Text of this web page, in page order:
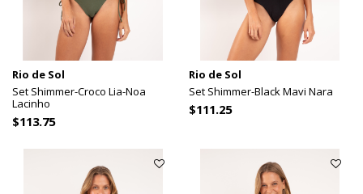
Rio de Sol
Set Shimmer-Croco Lia-Noa
Lacinho
$113.75
Rio de Sol
Set Shimmer-Black Mavi Nara
$111.25